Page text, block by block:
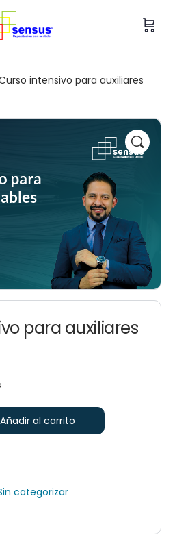
intensivo para auxiliares
para auxiliares
Añadir al carrito
categorizar